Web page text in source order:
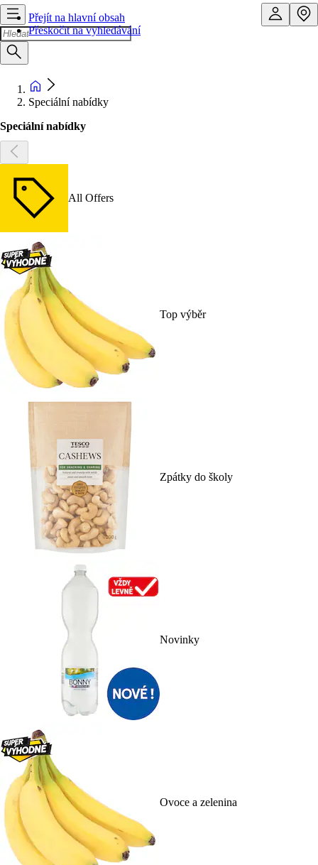
Přejít na hlavní obsah
Přeskočit na vyhledávání
Speciální nabídky
Speciální nabídky
All Offers
Top výběr
Zpátky do školy
Novinky
Ovoce a zelenina